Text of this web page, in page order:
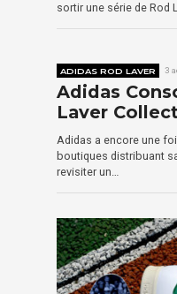
sortir une série de Rod
ADIDAS ROD LAVER 3
Adidas
Laver
Adidas a encore une
boutiques distribuant
revisiter un…